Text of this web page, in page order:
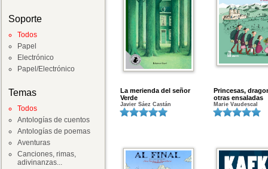
Soporte
Todos
Papel
Electrónico
Papel/Electrónico
Temas
Todos
Antologías de cuentos
Antologías de poemas
Aventuras
Canciones, rimas,
adivinanzas...
La merienda del señor
Verde
Javier Sáez Castán
Princesas,
otras ensaladas
Marie Vaudescal